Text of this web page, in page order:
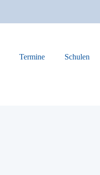
Termine Schulen